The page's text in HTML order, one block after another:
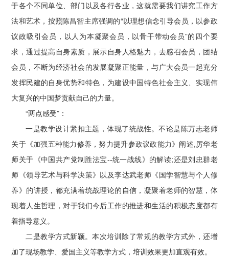
于各个不同单位、部门以及各行各业，这就需要我们讲究工作方
法和艺术，按照陈昌智主席强调的“以理想信念引导会员，以参政
议政吸引会员，以人为本凝聚会员，以骨干带动会员”的四个要
求，通过提高自身素质，展示自身人格魅力，去感召会员，团结
会员，不断为经济社会的发展凝聚正能量，与广大会员一起充分
发挥民建的自身优势和特色，为建设中国特色社会主义、实现伟
大复兴的中国梦贡献自己的力量。
“两点感受”：
一是教学设计紧扣主题，体现了统战性。不论是陈万志老师
关于《加强五种能力修养，努力提升参政议政能力》阐述,厉华老
师关于《中国共产党制胜法宝--统一战线》的解读;还是刘忠群老
师《领导艺术与科学决策》以及李达武老师《国学智慧与个人修
养》的讲授，都充满着统战理论的自信，凝聚着老师的智慧，体
现着人生哲理，对于我们今后工作的推进和生活的积极态度都有
着指导意义。
二是教学方式新颖。本次培训除了常规的教学方式外，还增
加了现场教学、爱国主义等教学方式，培训效果更加直观有效。